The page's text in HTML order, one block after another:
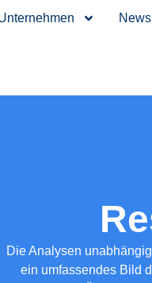
Die Analysen
ein umfassendes Bild